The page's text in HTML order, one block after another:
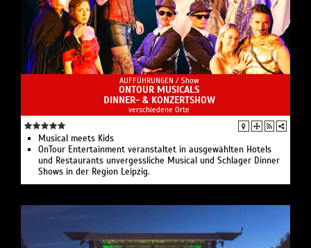
AUFFÜHRUNGEN / Show
ONTOUR MUSICALS
DINNER- & KONZERTSHOW
verschiedene Orte
Musical meets Kids
OnTour Entertainment veranstaltet in ausgewählten Hotels
und Restaurants unvergessliche Musical und Schlager Dinner
Shows in der Region Leipzig.